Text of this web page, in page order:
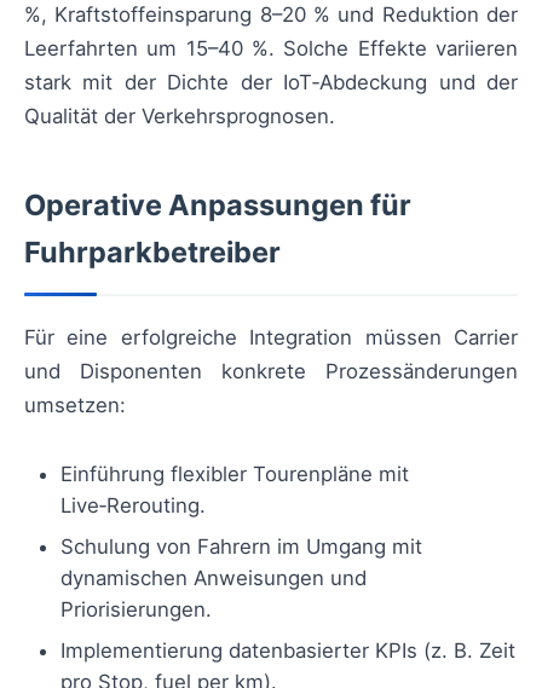
%, Kraftstoffeinsparung 8–20 % und Reduktion der
Leerfahrten um 15–40 %. Solche Effekte variieren
stark mit der Dichte der IoT‑Abdeckung und der
Qualität der Verkehrsprognosen.
Operative Anpassungen für
Fuhrparkbetreiber
Für eine erfolgreiche Integration müssen Carrier
und Disponenten konkrete Prozessänderungen
umsetzen:
Einführung flexibler Tourenpläne mit
Live‑Rerouting.
Schulung von Fahrern im Umgang mit
dynamischen Anweisungen und
Priorisierungen.
Implementierung datenbasierter KPIs (z. B. Zeit
pro Stop, fuel per km).